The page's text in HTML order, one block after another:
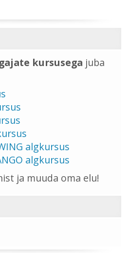
kursusega juba
algkursus
algkursus
ja muuda oma elu!